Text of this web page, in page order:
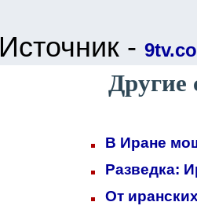
Источник -
Другие
В Иране
Разведка:
От